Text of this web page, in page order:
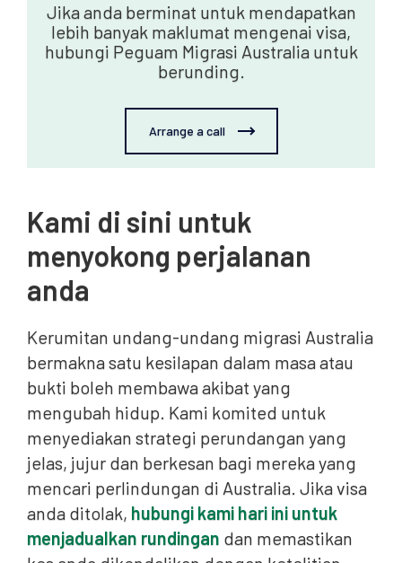
Jika anda berminat untuk mendapatkan
lebih banyak maklumat mengenai visa,
hubungi Peguam Migrasi Australia untuk
berunding.
Arrange a call
Kami di sini untuk
menyokong perjalanan
anda
Kerumitan undang-undang migrasi Australia
bermakna satu kesilapan dalam masa atau
bukti boleh membawa akibat yang
mengubah hidup. Kami komited untuk
menyediakan strategi perundangan yang
jelas, jujur ​​dan berkesan bagi mereka yang
mencari perlindungan di Australia. Jika visa
anda ditolak, hubungi kami hari ini untuk
menjadualkan rundingan dan memastikan